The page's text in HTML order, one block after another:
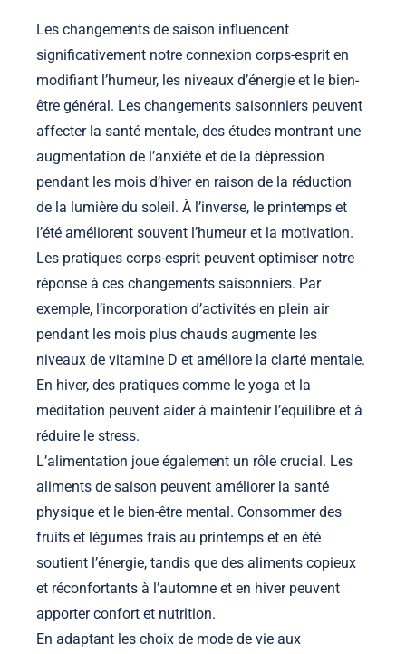
Les changements de saison influencent
significativement notre connexion corps-esprit en
modifiant l’humeur, les niveaux d’énergie et le bien-
être général. Les changements saisonniers peuvent
affecter la santé mentale, des études montrant une
augmentation de l’anxiété et de la dépression
pendant les mois d’hiver en raison de la réduction
de la lumière du soleil. À l’inverse, le printemps et
l’été améliorent souvent l’humeur et la motivation.
Les pratiques corps-esprit peuvent optimiser notre
réponse à ces changements saisonniers. Par
exemple, l’incorporation d’activités en plein air
pendant les mois plus chauds augmente les
niveaux de vitamine D et améliore la clarté mentale.
En hiver, des pratiques comme le yoga et la
méditation peuvent aider à maintenir l’équilibre et à
réduire le stress.
L’alimentation joue également un rôle crucial. Les
aliments de saison peuvent améliorer la santé
physique et le bien-être mental. Consommer des
fruits et légumes frais au printemps et en été
soutient l’énergie, tandis que des aliments copieux
et réconfortants à l’automne et en hiver peuvent
apporter confort et nutrition.
En adaptant les choix de mode de vie aux